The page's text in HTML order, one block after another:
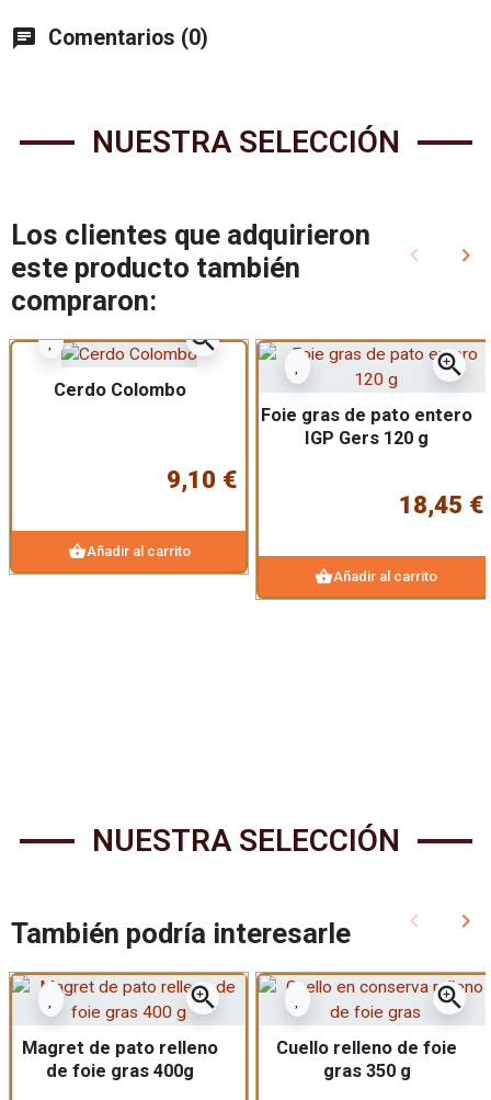
chat Comentarios (0)
NUESTRA SELECCIÓN
Los clientes que adquirieron
este producto también
compraron:
Anterior
keyboard_arrow_left keyboard_arrow_right
zoom_in
Cerdo Colombo
9,10 €
shopping_basketAñadir al carrito
zoom_in
Foie gras de pato entero
IGP Gers 120 g
18,45 €
shopping_basketAñadir al carrito
NUESTRA SELECCIÓN
También podría interesarle Anterior
keyboard_arrow_left keyboard_arrow_right
zoom_in
Magret de pato relleno
de foie gras 400g
zoom_in
Cuello relleno de foie
gras 350 g